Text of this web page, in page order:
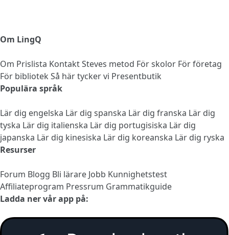
Om LingQ
Om Prislista KontaktSteves metod För skolor För företag
För bibliotek Så här tycker vi Presentbutik
Populära språk
Lär dig engelska Lär dig spanska Lär dig franska Lär dig
tyska Lär dig italienska Lär dig portugisiska Lär dig
japanska Lär dig kinesiska Lär dig koreanska Lär dig ryska
Resurser
Forum Blogg Bli lärare Jobb Kunnighetstest
Affiliateprogram Pressrum Grammatikguide
Ladda ner vår app på: